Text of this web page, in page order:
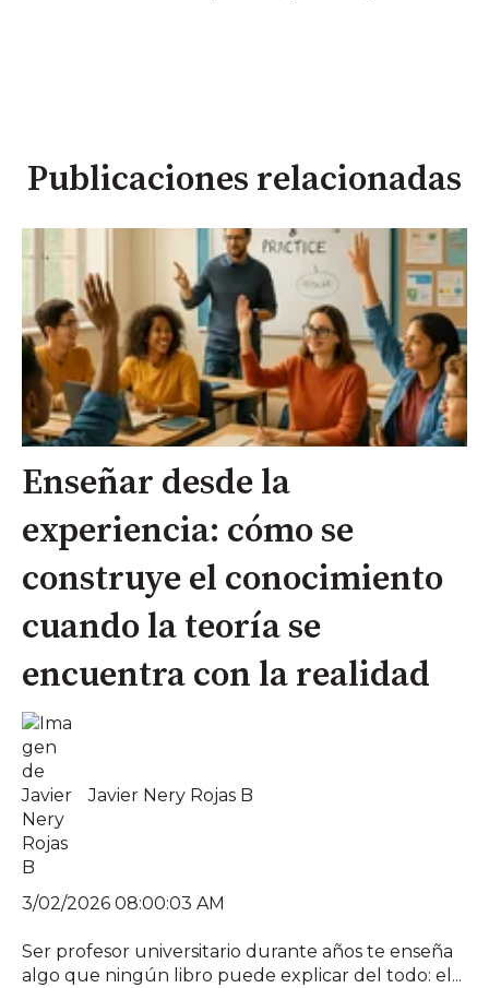
Publicaciones relacionadas
Enseñar desde la
experiencia: cómo se
construye el conocimiento
cuando la teoría se
encuentra con la realidad
Javier Nery Rojas B
3/02/2026 08:00:03 AM
Ser profesor universitario durante años te enseña
algo que ningún libro puede explicar del todo: el...